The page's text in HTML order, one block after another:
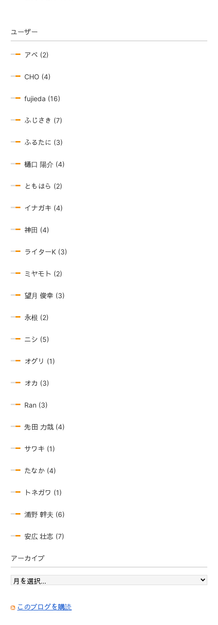
ユーザー
アベ (2)
CHO (4)
fujieda (16)
ふじさき (7)
ふるたに (3)
樋口 陽介 (4)
ともはら (2)
イナガキ (4)
神田 (4)
ライターK (3)
ミヤモト (2)
望月 俊幸 (3)
永根 (2)
ニシ (5)
オグリ (1)
オカ (3)
Ran (3)
先田 力哉 (4)
サワキ (1)
たなか (4)
トネガワ (1)
浦野 幹夫 (6)
安広 壮志 (7)
アーカイブ
このブログを購読